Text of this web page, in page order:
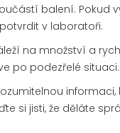
balení. Pokud
v laboratoři.
na množství a
po podezřelé situaci.
si jisti, že děláte